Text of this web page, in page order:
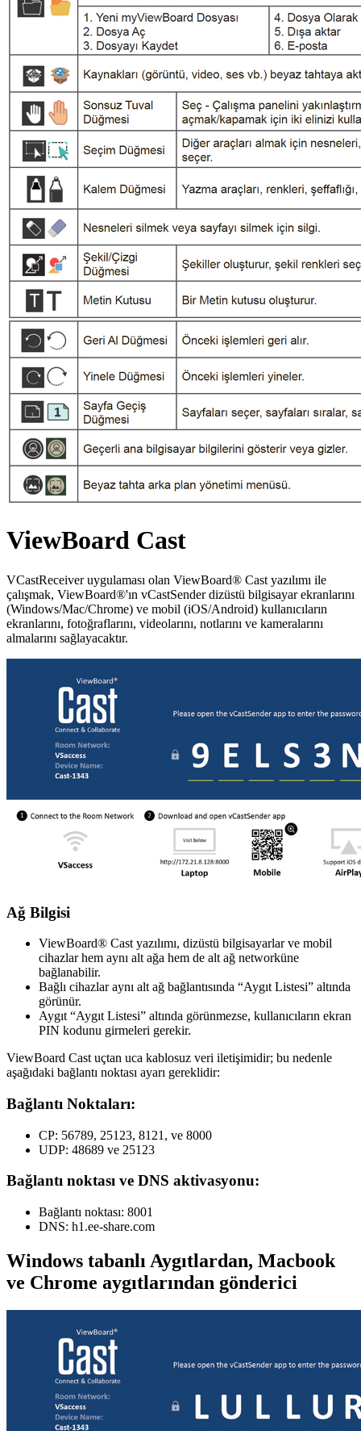
ViewBoard Cast
VCastReceiver uygulaması olan ViewBoard® Cast yazılımı ile
çalışmak, ViewBoard®'ın vCastSender dizüstü bilgisayar ekranlarını
(Windows/Mac/Chrome) ve mobil (iOS/Android) kullanıcıların
ekranlarını, fotoğraflarını, videolarını, notlarını ve kameralarını
almalarını sağlayacaktır.
Ağ Bilgisi
ViewBoard® Cast yazılımı, dizüstü bilgisayarlar ve mobil
cihazlar hem aynı alt ağa hem de alt ağ networküne
bağlanabilir.
Bağlı cihazlar aynı alt ağ bağlantısında “Aygıt Listesi” altında
görünür.
Aygıt “Aygıt Listesi” altında görünmezse, kullanıcıların ekran
PIN kodunu girmeleri gerekir.
ViewBoard Cast uçtan uca kablosuz veri iletişimidir; bu nedenle
aşağıdaki bağlantı noktası ayarı gereklidir:
Bağlantı Noktaları:
CP: 56789, 25123, 8121, ve 8000
UDP: 48689 ve 25123
Bağlantı noktası ve DNS aktivasyonu:
Bağlantı noktası: 8001
DNS: h1.ee-share.com
Windows tabanlı Aygıtlardan, Macbook
ve Chrome aygıtlarından gönderici